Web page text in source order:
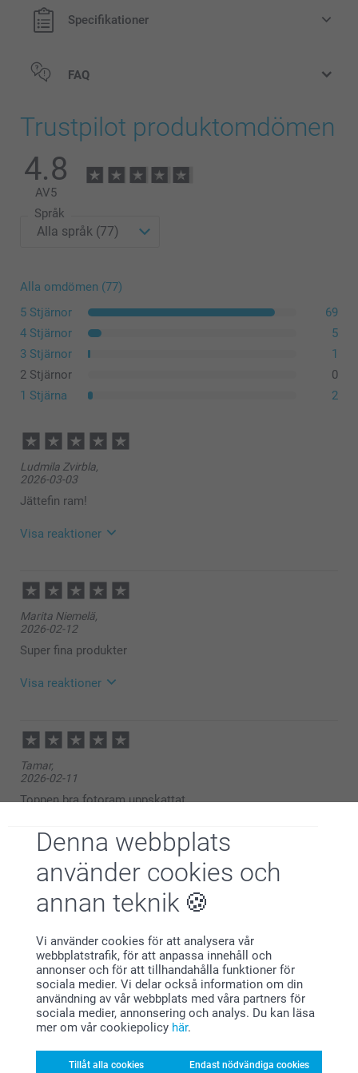
Denna webbplats
använder cookies och
annan teknik
Vi använder cookies för att analysera vår
webbplatstrafik, för att anpassa innehåll och
annonser och för att tillhandahålla funktioner för
sociala medier. Vi delar också information om din
användning av vår webbplats med våra partners för
sociala medier, annonsering och analys. Du kan läsa
mer om vår cookiepolicy här.
Tillåt alla cookies Endast nödvändiga cookies
Specifikationer
FAQ
Trustpilot produktomdömen
4.8
AV5
Språk
Alla omdömen (77)
5 Stjärnor
69
4 Stjärnor
5
3 Stjärnor
1
2 Stjärnor
0
1 Stjärna
2
Ludmila Zvirbla,
2026-03-03
Jättefin ram!
Visa reaktioner
13:32
Hej Ludmila,
Stort tack för ditt omdöme av våra akrylramar med
glitter 🌸 Det är ett fantastiskt sätt att skapa ett
unikt konstverk med din favoritbild – enkelt och
stiligt!
🩵-liga hälsningar
Kirsi @smartphoto
Marita Niemelä,
2026-02-12
Super fina produkter
Visa reaktioner
09:29
Hej Marita,
glitter! Vi är så glada att du tycker den är fin 🥰
🩵-liga hälsningar
Tamar,
2026-02-11
Toppen bra fotoram uppskattat
Visa reaktioner
2026-02-13
Hej Tamar,
Stort tack för ditt omdöme av våra akrylramar med
konstverk med din favoritbild – enkelt och stiligt!
🩵-liga hälsningar
Kirsi @smartphoto
Sandra,
Jättefin fotoram, perfekt som present
Visa reaktioner
2025-11-04
13:44
Hej Sandra
Tusen tack för ditt fina omdöme och ⭐️⭐️⭐️⭐️⭐️. Vad
Carina Knutson,